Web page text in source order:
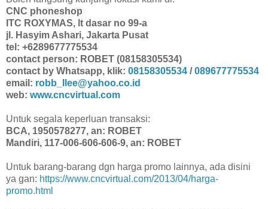
CNC phoneshop
ITC ROXYMAS, lt dasar no 99-a
jl. Hasyim Ashari, Jakarta Pusat
tel: +6289677775534
contact person: ROBET (08158305534)
contact by Whatsapp, klik: 08158305534 /089677775534
email: robb_llee@yahoo.co.id
web: www.cncvirtual.com
Untuk segala keperluan transaksi:
BCA, 1950578277, an: ROBET
Mandiri, 117-006-606-606-9, an: ROBET
Untuk barang-barang dgn harga promo lainnya, ada disini
ya gan: https://www.cncvirtual.com/2013/04/harga-
promo.html